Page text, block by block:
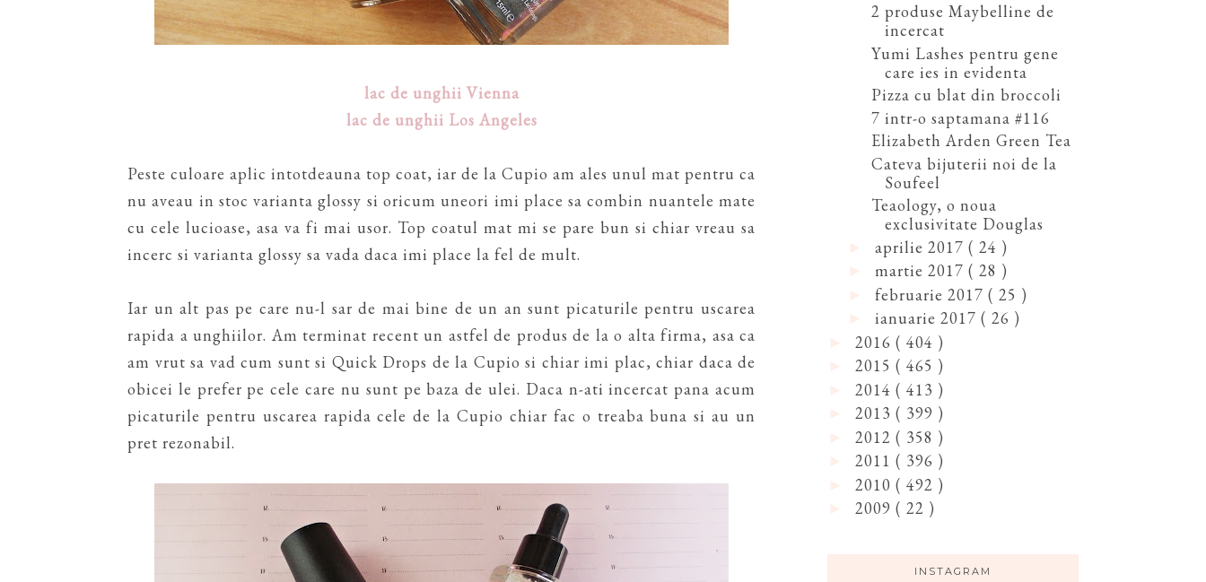
lac de unghii Vienna
lac de unghii Los Angeles
Peste culoare aplic intotdeauna top coat, iar de la Cupio am ales unul mat pentru ca
nu aveau in stoc varianta glossy si oricum uneori imi place sa combin nuantele mate
cu cele lucioase, asa va fi mai usor. Top coatul mat mi se pare bun si chiar vreau sa
incerc si varianta glossy sa vada daca imi place la fel de mult.
Iar un alt pas pe care nu-l sar de mai bine de un an sunt picaturile pentru uscarea
rapida a unghiilor. Am terminat recent un astfel de produs de la o alta firma, asa ca
am vrut sa vad cum sunt si Quick Drops de la Cupio si chiar imi plac, chiar daca de
obicei le prefer pe cele care nu sunt pe baza de ulei. Daca n-ati incercat pana acum
picaturile pentru uscarea rapida cele de la Cupio chiar fac o treaba buna si au un
pret rezonabil.
2 produse Maybelline de
incercat
Yumi Lashes pentru gene
care ies in evidenta
Pizza cu blat din broccoli
7 intr-o saptamana #116
Elizabeth Arden Green Tea
Cateva bijuterii noi de la
Soufeel
Teaology, o noua
exclusivitate Douglas
aprilie 2017 ( 24 )
martie 2017 ( 28 )
februarie 2017 ( 25 )
ianuarie 2017 ( 26 )
2016 ( 404 )
2015 ( 465 )
2014 ( 413 )
2013 ( 399 )
2012 ( 358 )
2011 ( 396 )
2010 ( 492 )
2009 ( 22 )
INSTAGRAM